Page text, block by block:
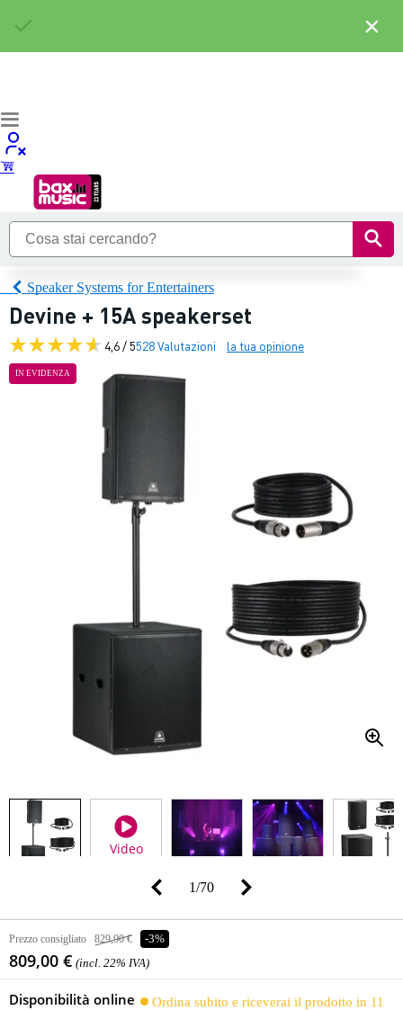
Speaker Systems for Entertainers
Devine + 15A speakerset
4,6 / 5528 Valutazioni la tua opinione
IN EVIDENZA
Video
1/70
Prezzo consigliato 829,90 € -3%
809,00 € (incl. 22% IVA)
Disponibilità online
Ordina subito e riceverai il prodotto in 11
×